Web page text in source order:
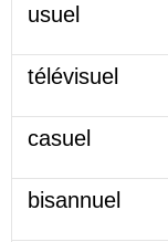
usuel
télévisuel
casuel
bisannuel